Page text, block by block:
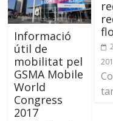
Informació
útil de
mobilitat pel
GSMA Mobile
World
Congress
2017